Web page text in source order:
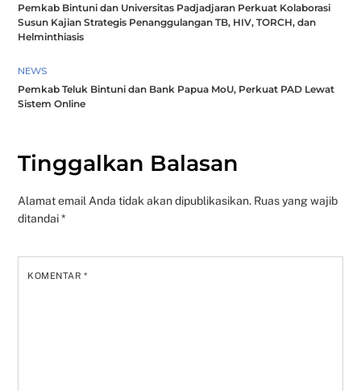
Pemkab Bintuni dan Universitas Padjadjaran Perkuat Kolaborasi
Susun Kajian Strategis Penanggulangan TB, HIV, TORCH, dan
Helminthiasis
NEWS
Pemkab Teluk Bintuni dan Bank Papua MoU, Perkuat PAD Lewat
Sistem Online
Tinggalkan Balasan
Alamat email Anda tidak akan dipublikasikan. Ruas yang wajib
ditandai*
KOMENTAR*